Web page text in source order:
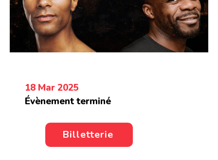
18 Mar 2025
Évènement terminé
Billetterie